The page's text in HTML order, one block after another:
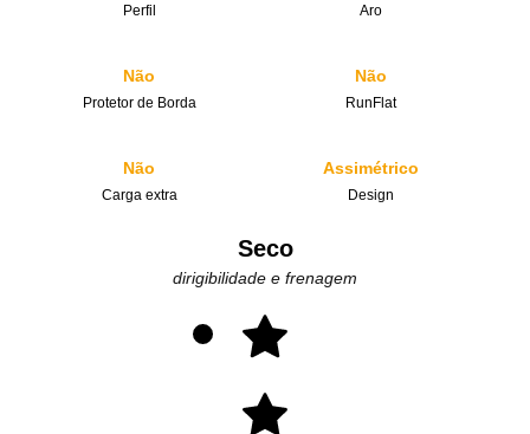
Perfil Aro
Não
Protetor de Borda
Não
RunFlat
Não
Carga extra
Assimétrico
Design
Seco
dirigibilidade e frenagem